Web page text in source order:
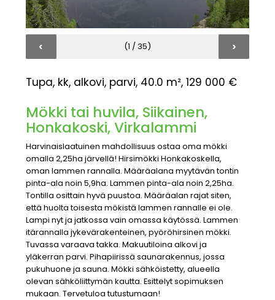
‹ (1 / 35) ›
Tupa, kk, alkovi, parvi, 40.0 m², 129 000 €
Mökki tai huvila, Siikainen,
Honkakoski, Virkalammi
Harvinaislaatuinen mahdollisuus ostaa oma mökki
omalla 2,25ha järvellä! Hirsimökki Honkakoskella,
oman lammen rannalla. Määräalana myytävän tontin
pinta-ala noin 5,9ha. Lammen pinta-ala noin 2,25ha.
Tontilla osittain hyvä puustoa. Määräalan rajat siten,
että huolta toisesta mökistä lammen rannalle ei ole.
Lampi nyt ja jatkossa vain omassa käytössä. Lammen
itärannalla jykevärakenteinen, pyöröhirsinen mökki.
Tuvassa varaava takka. Makuutiloina alkovi ja
yläkerran parvi. Pihapiirissä saunarakennus, jossa
pukuhuone ja sauna. Mökki sähköistetty, alueella
olevan sähköliittymän kautta. Esittelyt sopimuksen
mukaan. Tervetuloa tutustumaan!